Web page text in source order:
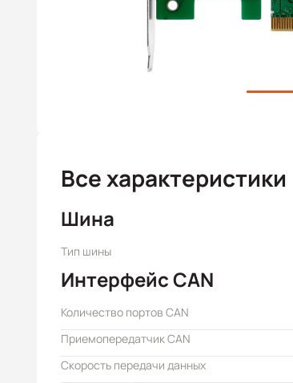
Все характеристики
Шина
Тип шины
Интерфейс CAN
Количество портов CAN
Приемопередатчик CAN
Скорость передачи данных